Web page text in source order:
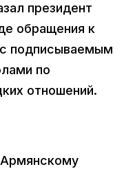
президент
обращения к
подписываемым
по
отношений.